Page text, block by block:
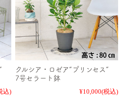
”
込)
クルシア・ロゼア“プリンセス”
7号セラート鉢
¥10,000(税込)